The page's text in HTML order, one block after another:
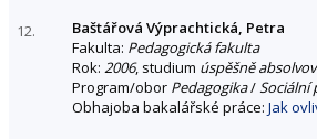
12.
Baštářová Výprachtická, Petra
Fakulta: Pedagogická fakulta
Rok: 2006, studium úspěšně
Program/obor Pedagogika/Sociální
Obhajoba bakalářské práce: Jak